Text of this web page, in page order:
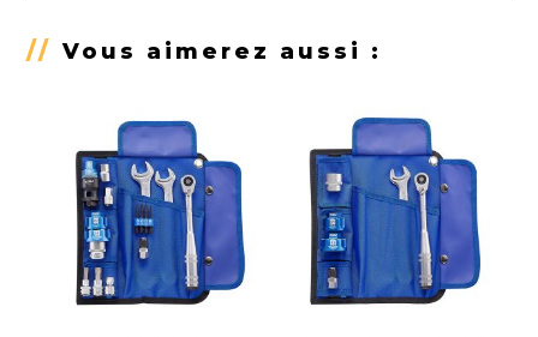
//Vous aimerez aussi :